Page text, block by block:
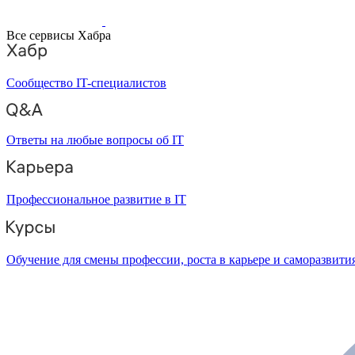
Все сервисы Хабра
Сообщество IT-специалистов
Ответы на любые вопросы об IT
Профессиональное развитие в IT
Обучение для смены профессии, роста в карьере и